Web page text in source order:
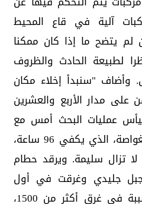
آلية في قاع المحيط
لم يتضح ما إذا كان ممكنا
لطبيعة الحادث والظروف
وأضاف "سنبدأ إخلاء مكان
على ‏مدار الأربع والعشرين
عمليات البحث أمس مع
توقع نفاد الأوكسجين ‏بالغواصة، الذي يكفي 96 ساعة،
‏تزال سليمة.‏ ويرقد حطام
جليدي وغرقت في ‏أول
رحلة لها عام 1912 متسببة في غرق أكثر من 1500،